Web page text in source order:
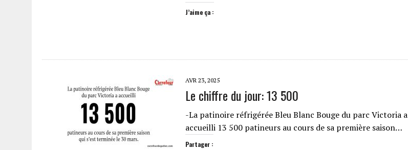
J’aime ça :
AVR 23, 2025
Le chiffre du jour: 13 500
-La patinoire réfrigérée Bleu Blanc Bouge du parc Victoria a
accueilli 13 500 patineurs au cours de sa première saison…
Partager :